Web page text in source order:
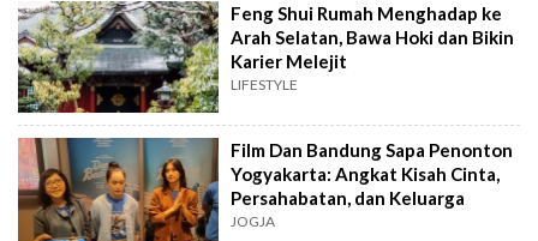
Feng Shui Rumah Menghadap ke
Arah Selatan, Bawa Hoki dan Bikin
Karier Melejit
LIFESTYLE
Film Dan Bandung Sapa Penonton
Yogyakarta: Angkat Kisah Cinta,
Persahabatan, dan Keluarga
JOGJA